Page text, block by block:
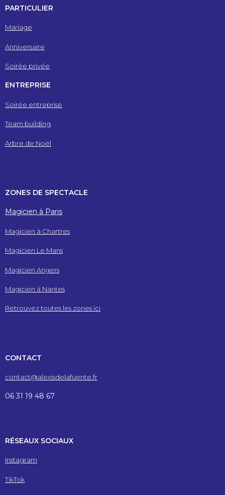
PARTICULIER
Mariage
Anniversaire
Soirée privée
ENTREPRISE
Soirée entreprise
Team building
Arbre de Noël
ZONES DE SPECTACLE
Magicien à Paris
Magicien à Chartres
Magicien Le Mans
Magicien Angers
Magicien à Nantes
Retrouvez toutes les zones ici
CONTACT
contact@alexisdelafuente.fr
06 31 19 48 67
RÉSEAUX SOCIAUX
Instagram
TikTok